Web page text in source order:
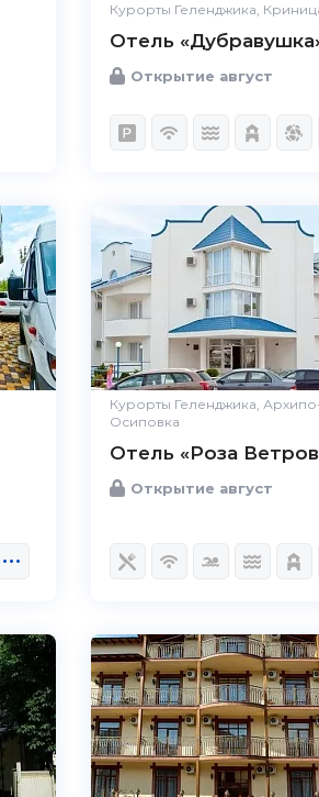
Курорты Геленджика,
Отель
Открытие август
Курорты Геленджика,
Осиповка
Отель «Роза
Открытие август
4.9 Чистота Великолепно
Комфорт Великолепно
Расположение Великолепно
Удобства Великолепно